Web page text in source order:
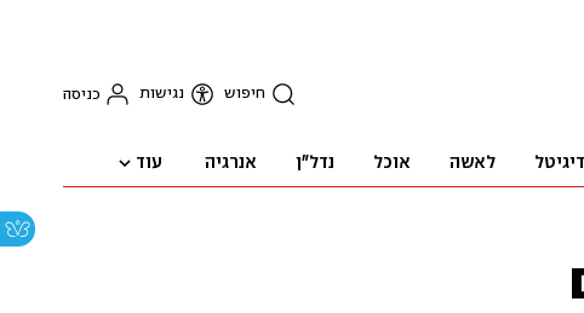
חיפוש נגישות כניסה
דיגיטל לאשה אוכל נדל"ן אנרגיה עוד